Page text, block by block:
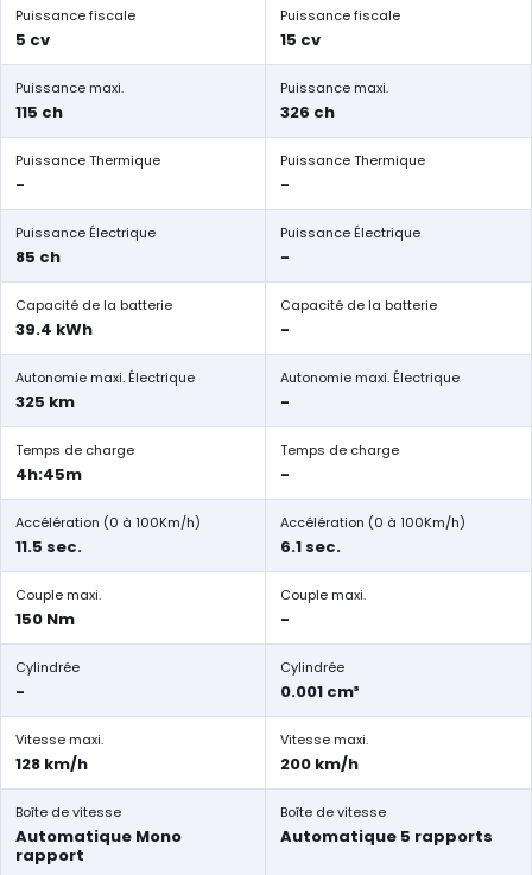
Puissance fiscale
5 cv
Puissance fiscale
15 cv
Puissance maxi.
115 ch
Puissance maxi.
326 ch
Puissance Thermique
-
Puissance Thermique
-
Puissance Électrique
85 ch
Puissance Électrique
-
Capacité de la batterie
39.4 kWh
Capacité de la batterie
-
Autonomie maxi. Électrique
325 km
Autonomie maxi. Électrique
-
Temps de charge
4h:45m
Temps de charge
-
Accélération (0 à 100Km/h)
11.5 sec.
Accélération (0 à 100Km/h)
6.1 sec.
Couple maxi.
150 Nm
Couple maxi.
-
Cylindrée
-
Cylindrée
0.001 cm³
Vitesse maxi.
128 km/h
Vitesse maxi.
200 km/h
Boîte de vitesse
Automatique Mono
rapport
Boîte de vitesse
Automatique 5 rapports